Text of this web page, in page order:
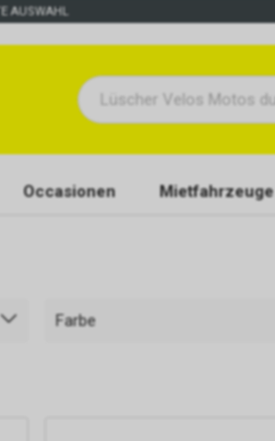
AUSWAHL
Occasionen Mietfahrzeuge
Farbe